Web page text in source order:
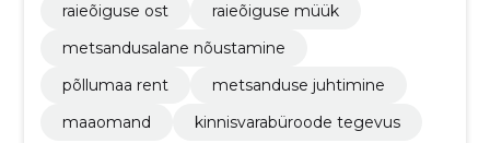
raieõiguse ost
raieõiguse müük
metsandusalane nõustamine
põllumaa rent
metsanduse juhtimine
maaomand
kinnisvarabüroode tegevus